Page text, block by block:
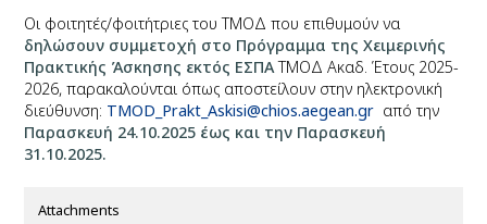
Οι φοιτητές/φοιτήτριες του ΤΜΟΔ που επιθυμούν να
δηλώσουν συμμετοχή στο Πρόγραμμα της Χειμερινής
Πρακτικής Άσκησης εκτός ΕΣΠΑΤΜΟΔ Ακαδ. Έτους 2025-
2026, παρακαλούνται όπως αποστείλουν στην ηλεκτρονική
διεύθυνση: TMOD_Prakt_Askisi@chios.aegean.gr από την
Παρασκευή 24.10.2025 έως και την Παρασκευή
31.10.2025.
Attachments